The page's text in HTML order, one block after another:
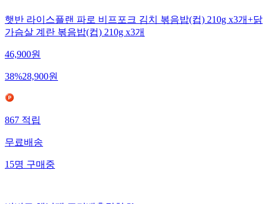
햇반 라이스플랜 파로 비프포크 김치 볶음밥(컵) 210g x3개+닭
가슴살 계란 볶음밥(컵) 210g x3개
46,900원
38%28,900원
867적립
무료배송
15명구매중